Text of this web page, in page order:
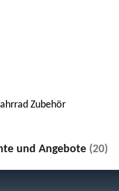
Zubehör
und Angebote (20)